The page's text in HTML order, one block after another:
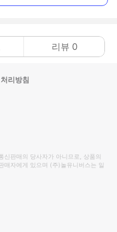
리뷰 0
리방침
신판매의 당사자가 아니므로, 상품의
매자에게 있으며 (주)놀유니버스는 일